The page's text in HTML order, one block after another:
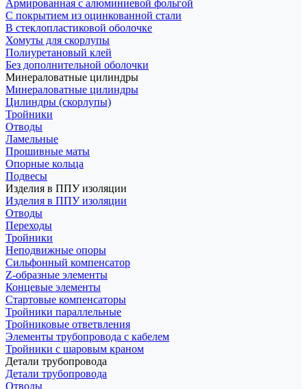
Армированная с алюминиевой фольгой
С покрытием из оцинкованной стали
В стеклопластиковой оболочке
Хомуты для скорлупы
Полиуретановый клей
Без дополнительной оболочки
Минераловатные цилиндры
Минераловатные цилиндры
Цилиндры (скорлупы)
Тройники
Отводы
Ламельные
Прошивные маты
Опорные кольца
Подвесы
Изделия в ППУ изоляции
Изделия в ППУ изоляции
Отводы
Переходы
Тройники
Неподвижные опоры
Cильфонный компенсатор
Z-образные элементы
Концевые элементы
Стартовые компенсаторы
Тройники параллельные
Тройниковые ответвления
Элементы трубопровода с кабелем
Тройники с шаровым краном
Детали трубопровода
Детали трубопровода
Отводы